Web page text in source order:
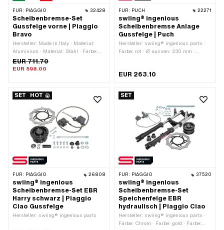
FÜR: PIAGGIO 32428
Scheibenbremse-Set
Gussfelge vorne | Piaggio
Bravo
Hersteller: Made in Italy · Material:
Aluminium · Material: Stahl · Farbe:
schwarz · Oberfläche:
pulverbeschichtet · Ø aussen: 220
EUR 711.70
EUR 598.00
FÜR: PUCH 22271
swiing® ingenious
Scheibenbremse Anlage
Gussfelge | Puch
Hersteller: swiing® ingenious parts ·
Farbe: rot · Ø aussen: 230 mm ·
EUR 263.10
SET HOT
FÜR: PIAGGIO 26808
swiing® ingenious
Scheibenbremse-Set EBR
Harry schwarz | Piaggio
Ciao Gussfelge
Hersteller: swiing® ingenious parts
SET
FÜR: PIAGGIO 37520
swiing® ingenious
Scheibenbremse-Set
Speichenfelge EBR
hydraulisch | Piaggio Ciao
Hersteller: swiing® ingenious parts ·
Farbe: Chrom · Farbe: gold · Farbe: